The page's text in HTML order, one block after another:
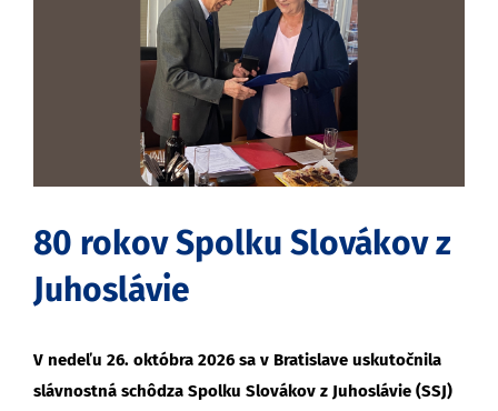
80 rokov Spolku Slovákov z
Juhoslávie
V nedeľu 26. októbra 2026 sa v Bratislave uskutočnila
slávnostná schôdza Spolku Slovákov z Juhoslávie (SSJ)